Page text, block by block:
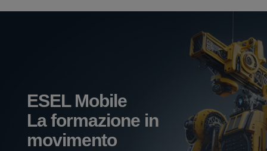
ESEL Mobile
La formazione in
movimento